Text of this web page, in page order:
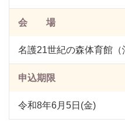
会 場
名護21世紀の森体育館（
申込期限
令和8年6月5日(金)